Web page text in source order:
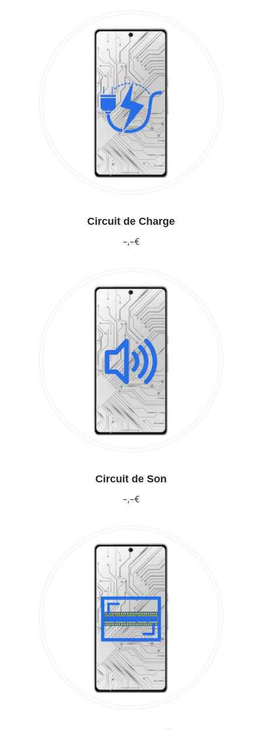
Circuit de Charge
–,–€
Circuit de Son
–,–€